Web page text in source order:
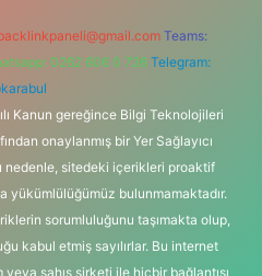
Teams:
0262 606 0 726 Telegram:
Kanun gereğince Bilgi Teknolojileri
onaylanmış bir Yer Sağlayıcı
nedenle, sitedeki içerikleri proaktif
yükümlülüğümüz bulunmamaktadır.
sorumluluğunu taşımakta olup,
kabul etmiş sayılırlar. Bu internet
şahıs şirketi ile hiçbir bağlantısı